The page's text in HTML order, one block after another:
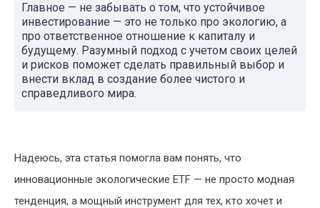
Главное — не забывать о том, что устойчивое
инвестирование — это не только про экологию, а
про ответственное отношение к капиталу и
будущему. Разумный подход с учетом своих целей
и рисков поможет сделать правильный выбор и
внести вклад в создание более чистого и
справедливого мира.
Надеюсь, эта статья помогла вам понять, что
инновационные экологические ETF — не просто модная
тенденция, а мощный инструмент для тех, кто хочет и